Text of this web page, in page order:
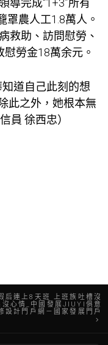
導完成“1+3”所有
罩農人工1.8萬人。
救助、訪問慰勞、
勞金18萬余元。
知道自己此刻的想
此之外，她根本無
員 徐西忠）
后連上8天班 上班族吐槽沒
沒心情_中國發展JIUYI俱意
設計門戶網－國家發展門戶